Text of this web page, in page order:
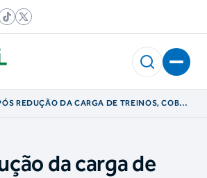
REDUÇÃO DA CARGA DE TREINOS, COB
da carga de